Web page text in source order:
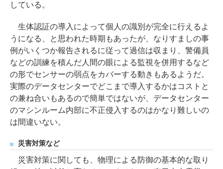
している。
生体認証の導入によって個人の識別が完全に行えるよ
うになる、と思われた時期もあったが、なりすましの事
例がいくつか報告されるに従って過信は収まり、警備員
などの訓練を積んだ人間の眼による監視を併用するなど
の形でセンサーの弱点をカバーする動きもあるようだ。
実際のデータセンターでどこまで導入するかはコストと
の兼ね合いもあるので簡単ではないが、データセンター
のマシンルーム内部に不正侵入するのはかなり難しいの
は間違いない。
災害対策など
災害対策に関しても、物理による防御の基本的な取り